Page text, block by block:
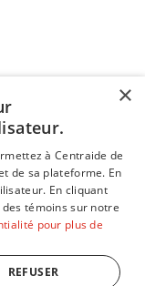
×
à Centraide de
de sa plateforme. En
En cliquant
témoins sur notre
pour plus de
REFUSER